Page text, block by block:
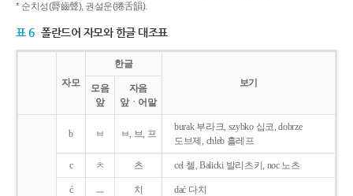
* 순치성(脣齒聲), 권설운(捲舌韻).
표 6 폴란드어 자모와 한글 대조표
자모
한글
보기
모음
앞
자음
앞ㆍ어말
b ㅂ ㅂ, 브, 프
burak 부라크, szybko 십코, dobrze
도브제, chleb 흘레프
c ㅊ 츠 cel 첼, Balicki 발리츠키, noc 노츠
ć ㅡ 치 dać 다치